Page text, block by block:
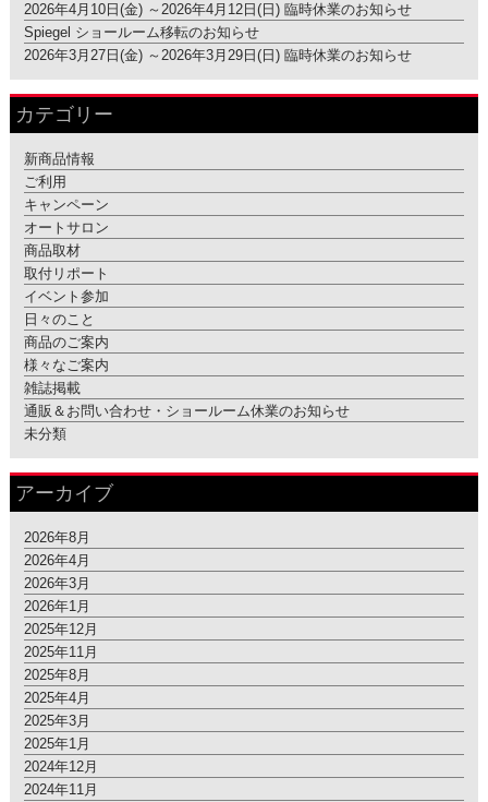
2026年4月10日(金) ～2026年4月12日(日) 臨時休業のお知らせ
Spiegel ショールーム移転のお知らせ
2026年3月27日(金) ～2026年3月29日(日) 臨時休業のお知らせ
カテゴリー
新商品情報
ご利用
キャンペーン
オートサロン
商品取材
取付リポート
イベント参加
日々のこと
商品のご案内
様々なご案内
雑誌掲載
通販＆お問い合わせ・ショールーム休業のお知らせ
未分類
アーカイブ
2026年8月
2026年4月
2026年3月
2026年1月
2025年12月
2025年11月
2025年8月
2025年4月
2025年3月
2025年1月
2024年12月
2024年11月